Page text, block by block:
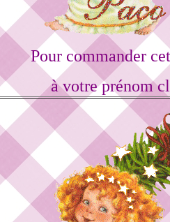
Pour commander
à votre prénom